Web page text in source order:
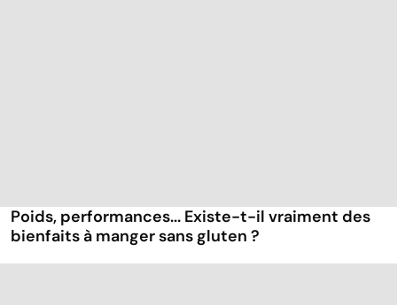
Poids, performances... Existe-t-il vraiment des
bienfaits à manger sans gluten ?